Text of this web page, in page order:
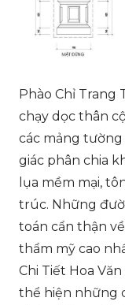
Phào Chỉ Trang
chạy dọc thân
các mảng
giác phân chia
lụa mềm mại,
trúc. Những
toán cẩn thận
thẩm mỹ cao
Chi Tiết Hoa
thể hiện những